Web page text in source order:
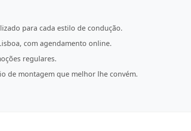
para cada estilo de condução.
com agendamento online.
regulares.
de montagem que melhor lhe convém.